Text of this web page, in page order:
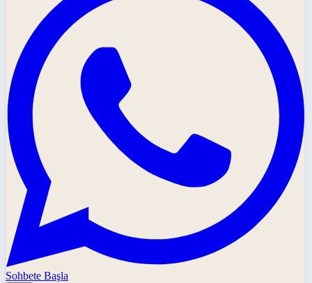
Sohbete Başla